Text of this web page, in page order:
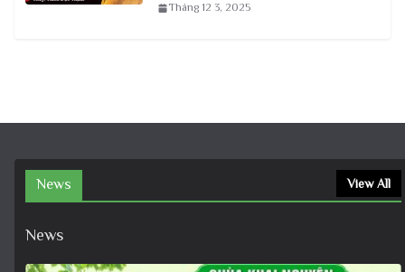
Tháng 12 3, 2025
News View All
News